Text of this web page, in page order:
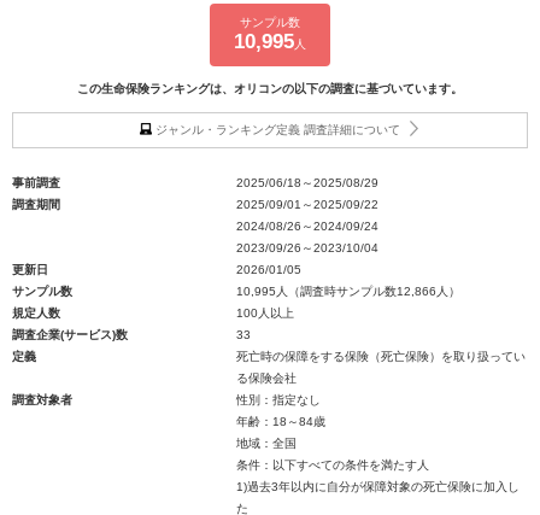
サンプル数
10,995 人
この生命保険ランキングは、オリコンの以下の調査に基づいています。
ジャンル・ランキング定義 調査詳細について
事前調査
2025/06/18～2025/08/29
調査期間
2025/09/01～2025/09/22
2024/08/26～2024/09/24
2023/09/26～2023/10/04
更新日
2026/01/05
サンプル数
10,995人（調査時サンプル数12,866人）
規定人数
100人以上
調査企業(サービス)数
33
定義
死亡時の保障をする保険（死亡保険）を取り扱ってい
る保険会社
調査対象者
性別：指定なし
年齢：18～84歳
地域：全国
条件：以下すべての条件を満たす人
1)過去3年以内に自分が保障対象の死亡保険に加入し
た